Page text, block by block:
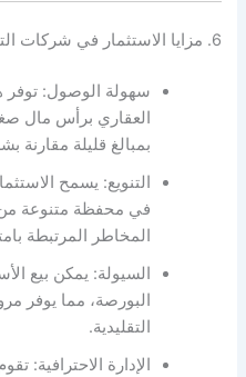
6. مزايا الاستثمار في شركات التملك والتشغيل العقاري
سهولة الوصول: توفر
العقاري برأس مال
بمبالغ قليلة مقارنة
التنويع: يسمح
في محفظة متنوعة من
المخاطر المرتبطة
السيولة: يمكن بيع
البورصة، مما يوفر
التقليدية.
الإدارة الاحترافية: